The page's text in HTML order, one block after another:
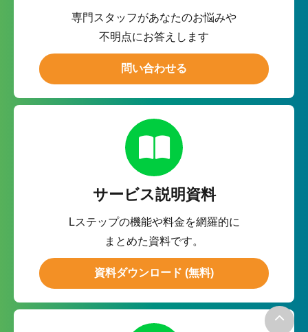
専門スタッフがあなたのお悩みや
不明点にお答えします
問い合わせる
サービス説明資料
Lステップの機能や料金を網羅的に
まとめた資料です。
資料ダウンロード (無料)